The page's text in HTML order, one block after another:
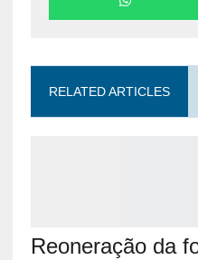
RELATED ARTICLES
Reoneração da